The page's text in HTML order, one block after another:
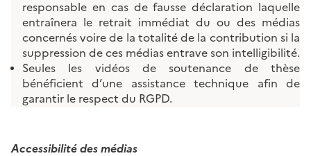
responsable en cas de fausse déclaration laquelle
entraînera le retrait immédiat du ou des médias
concernés voire de la totalité de la contribution si la
suppression de ces médias entrave son intelligibilité.
Seules les vidéos de soutenance de thèse
bénéficient d’une assistance technique afin de
garantir le respect du RGPD.
Accessibilité des médias